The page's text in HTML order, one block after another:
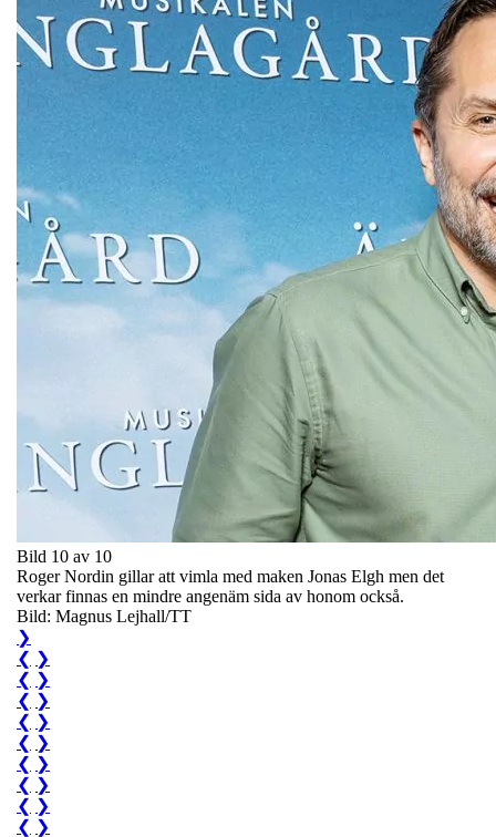
Bild 10 av 10
Roger Nordin gillar att vimla med maken Jonas Elgh men det
verkar finnas en mindre angenäm sida av honom också.
Bild: Magnus Lejhall/TT
❯
❮ ❯
❮ ❯
❮ ❯
❮ ❯
❮ ❯
❮ ❯
❮ ❯
❮ ❯
❮ ❯